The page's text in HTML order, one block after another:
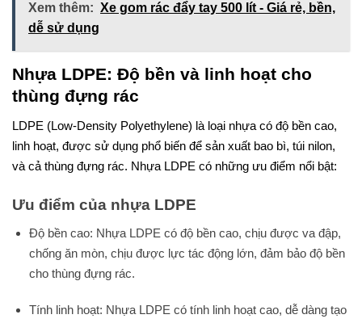
Xem thêm: Xe gom rác đẩy tay 500 lít - Giá rẻ, bền,
dễ sử dụng
Nhựa LDPE: Độ bền và linh hoạt cho
thùng đựng rác
LDPE (Low-Density Polyethylene) là loại nhựa có độ bền cao,
linh hoạt, được sử dụng phổ biến để sản xuất bao bì, túi nilon,
và cả thùng đựng rác. Nhựa LDPE có những ưu điểm nổi bật:
Ưu điểm của nhựa LDPE
Độ bền cao: Nhựa LDPE có độ bền cao, chịu được va đập,
chống ăn mòn, chịu được lực tác động lớn, đảm bảo độ bền
cho thùng đựng rác.
Tính linh hoạt: Nhựa LDPE có tính linh hoạt cao, dễ dàng tạo